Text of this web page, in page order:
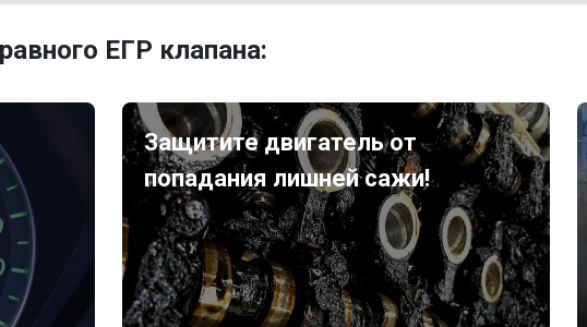
ЕГР клапана:
Защитите двигатель от
попадания лишней сажи!